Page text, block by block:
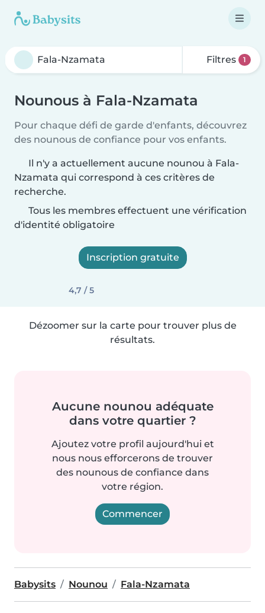
Filtres 1
Nounous à Fala-Nzamata
Pour chaque défi de garde d'enfants, découvrez
des nounous de confiance pour vos enfants.
Il n'y a actuellement aucune nounou à Fala-
Nzamata qui correspond à ces critères de
recherche.
Tous les membres effectuent une vérification
d'identité obligatoire
Inscription gratuite
4,7 / 5
Dézoomer sur la carte pour trouver plus de
résultats.
Aucune nounou adéquate
dans votre quartier ?
Ajoutez votre profil aujourd'hui et
nous nous efforcerons de trouver
des nounous de confiance dans
votre région.
Commencer
Babysits Nounou Fala-Nzamata